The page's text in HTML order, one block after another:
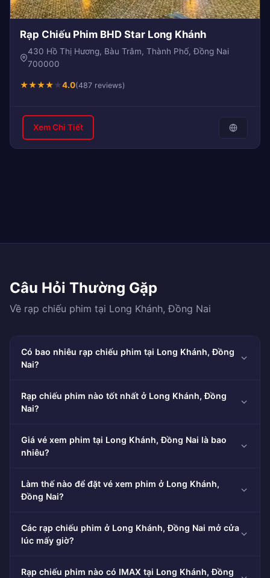
Rạp Chiếu Phim BHD Star Long Khánh
430 Hồ Thị Hương, Bàu Trâm, Thành Phố, Đồng Nai
700000
★★★★★4.0(487 reviews)
Xem Chi Tiết
Câu Hỏi Thường Gặp
Về rạp chiếu phim tại Long Khánh, Đồng Nai
Có bao nhiêu rạp chiếu phim tại Long Khánh, Đồng
Nai?
Rạp chiếu phim nào tốt nhất ở Long Khánh, Đồng
Nai?
Giá vé xem phim tại Long Khánh, Đồng Nai là bao
nhiêu?
Làm thế nào để đặt vé xem phim ở Long Khánh,
Đồng Nai?
Các rạp chiếu phim ở Long Khánh, Đồng Nai mở cửa
lúc mấy giờ?
Rạp chiếu phim nào có IMAX tại Long Khánh, Đồng